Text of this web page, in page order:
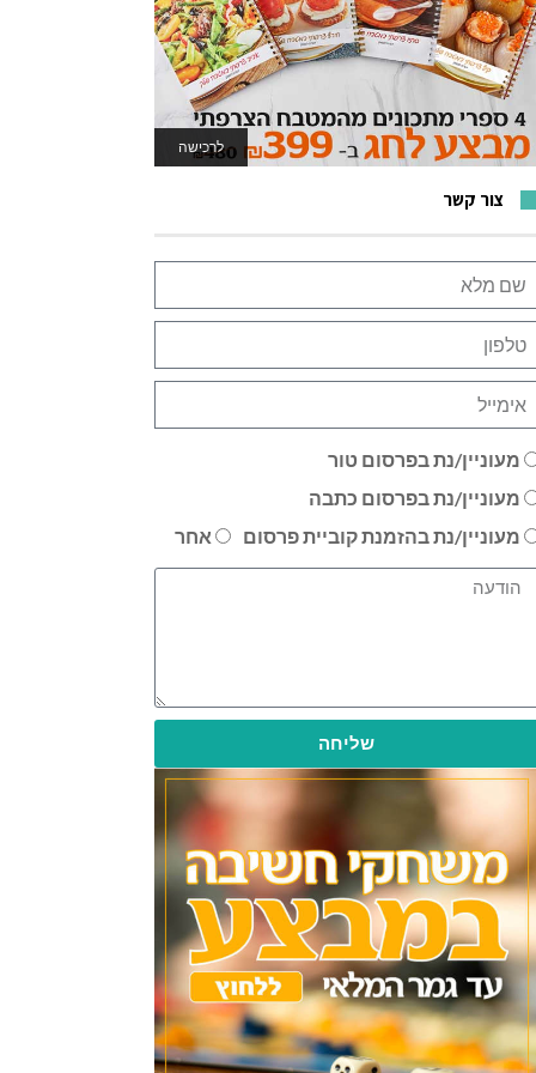
לרכישה
לאתר המשחקים
צור קשר
מעוניין/נת בפרסום טור
מעוניין/נת בפרסום כתבה
מעוניין/נת בהזמנת קוביית פרסום
אחר
שליחה